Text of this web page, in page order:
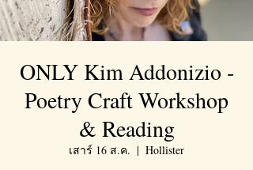
ONLY Kim Addonizio -
Poetry Craft Workshop
& Reading
เสาร์ 16 ส.ค.
  |
Hollister